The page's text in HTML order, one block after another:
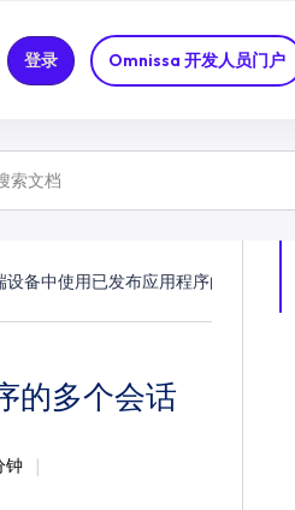
Omnissa 开发人员门户
登录
备中使用已发布应用程序的多个会话
的多个会话
钟